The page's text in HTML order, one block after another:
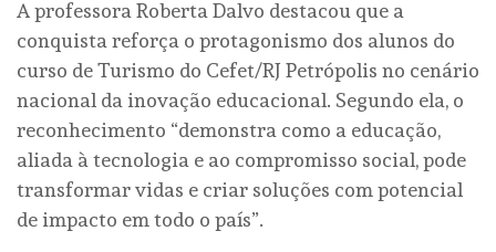
A professora Roberta Dalvo destacou que a
conquista reforça o protagonismo dos alunos do
curso de Turismo do Cefet/RJ Petrópolis no cenário
nacional da inovação educacional. Segundo ela, o
reconhecimento “demonstra como a educação,
aliada à tecnologia e ao compromisso social, pode
transformar vidas e criar soluções com potencial
de impacto em todo o país”.